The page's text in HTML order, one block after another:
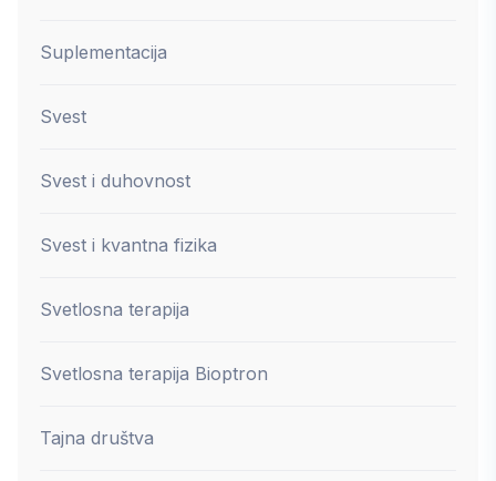
Suplementacija
Svest
Svest i duhovnost
Svest i kvantna fizika
Svetlosna terapija
Svetlosna terapija Bioptron
Tajna društva